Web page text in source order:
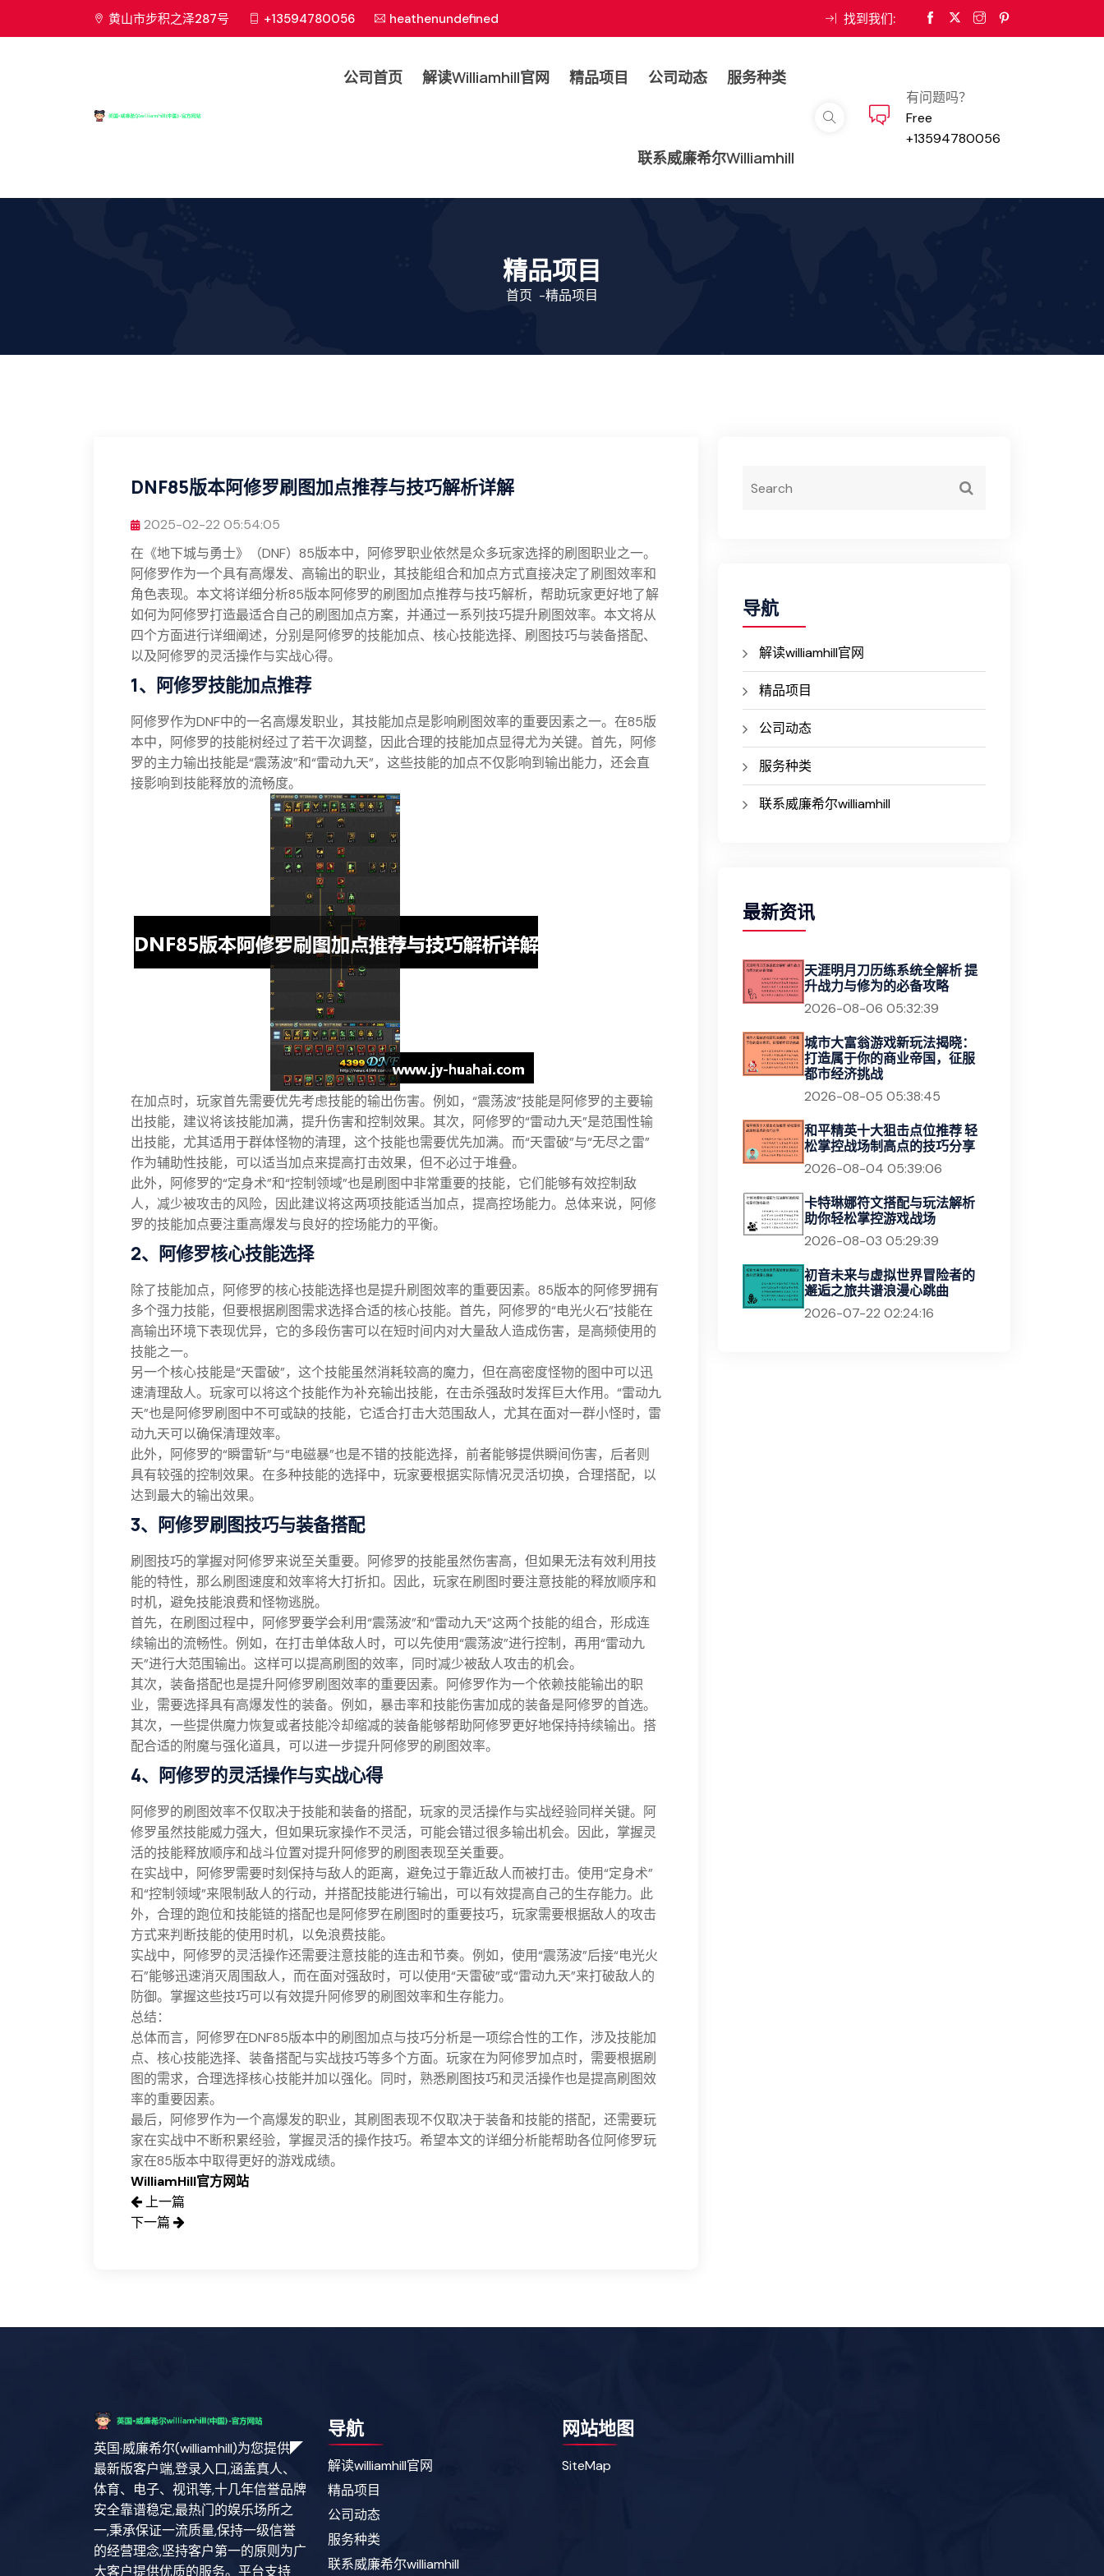
黄山市步积之泽287号 +13594780056 heathenundefined 找到我们:
公司首页 解读williamhill官网 精品项目 公司动态 服务种类
联系威廉希尔williamhill
有问题吗？
Free
+13594780056
精品项目
首页 -精品项目
DNF85版本阿修罗刷图加点推荐与技巧解析详解
2025-02-22 05:54:05
在《地下城与勇士》（DNF）85版本中，阿修罗职业依然是众多玩家选择的刷图职业之一。
阿修罗作为一个具有高爆发、高输出的职业，其技能组合和加点方式直接决定了刷图效率和
角色表现。本文将详细分析85版本阿修罗的刷图加点推荐与技巧解析，帮助玩家更好地了解
如何为阿修罗打造最适合自己的刷图加点方案，并通过一系列技巧提升刷图效率。本文将从
四个方面进行详细阐述，分别是阿修罗的技能加点、核心技能选择、刷图技巧与装备搭配、
以及阿修罗的灵活操作与实战心得。
1、阿修罗技能加点推荐
阿修罗作为DNF中的一名高爆发职业，其技能加点是影响刷图效率的重要因素之一。在85版
本中，阿修罗的技能树经过了若干次调整，因此合理的技能加点显得尤为关键。首先，阿修
罗的主力输出技能是“震荡波”和“雷动九天”，这些技能的加点不仅影响到输出能力，还会直
接影响到技能释放的流畅度。
在加点时，玩家首先需要优先考虑技能的输出伤害。例如，“震荡波”技能是阿修罗的主要输
出技能，建议将该技能加满，提升伤害和控制效果。其次，阿修罗的“雷动九天”是范围性输
出技能，尤其适用于群体怪物的清理，这个技能也需要优先加满。而“天雷破”与“无尽之雷”
作为辅助性技能，可以适当加点来提高打击效果，但不必过于堆叠。
此外，阿修罗的“定身术”和“控制领域”也是刷图中非常重要的技能，它们能够有效控制敌
人，减少被攻击的风险，因此建议将这两项技能适当加点，提高控场能力。总体来说，阿修
罗的技能加点要注重高爆发与良好的控场能力的平衡。
2、阿修罗核心技能选择
除了技能加点，阿修罗的核心技能选择也是提升刷图效率的重要因素。85版本的阿修罗拥有
多个强力技能，但要根据刷图需求选择合适的核心技能。首先，阿修罗的“电光火石”技能在
高输出环境下表现优异，它的多段伤害可以在短时间内对大量敌人造成伤害，是高频使用的
技能之一。
另一个核心技能是“天雷破”，这个技能虽然消耗较高的魔力，但在高密度怪物的图中可以迅
速清理敌人。玩家可以将这个技能作为补充输出技能，在击杀强敌时发挥巨大作用。“雷动九
天”也是阿修罗刷图中不可或缺的技能，它适合打击大范围敌人，尤其在面对一群小怪时，雷
动九天可以确保清理效率。
此外，阿修罗的“瞬雷斩”与“电磁暴”也是不错的技能选择，前者能够提供瞬间伤害，后者则
具有较强的控制效果。在多种技能的选择中，玩家要根据实际情况灵活切换，合理搭配，以
达到最大的输出效果。
3、阿修罗刷图技巧与装备搭配
刷图技巧的掌握对阿修罗来说至关重要。阿修罗的技能虽然伤害高，但如果无法有效利用技
能的特性，那么刷图速度和效率将大打折扣。因此，玩家在刷图时要注意技能的释放顺序和
时机，避免技能浪费和怪物逃脱。
首先，在刷图过程中，阿修罗要学会利用“震荡波”和“雷动九天”这两个技能的组合，形成连
续输出的流畅性。例如，在打击单体敌人时，可以先使用“震荡波”进行控制，再用“雷动九
天”进行大范围输出。这样可以提高刷图的效率，同时减少被敌人攻击的机会。
其次，装备搭配也是提升阿修罗刷图效率的重要因素。阿修罗作为一个依赖技能输出的职
业，需要选择具有高爆发性的装备。例如，暴击率和技能伤害加成的装备是阿修罗的首选。
其次，一些提供魔力恢复或者技能冷却缩减的装备能够帮助阿修罗更好地保持持续输出。搭
配合适的附魔与强化道具，可以进一步提升阿修罗的刷图效率。
4、阿修罗的灵活操作与实战心得
阿修罗的刷图效率不仅取决于技能和装备的搭配，玩家的灵活操作与实战经验同样关键。阿
修罗虽然技能威力强大，但如果玩家操作不灵活，可能会错过很多输出机会。因此，掌握灵
活的技能释放顺序和战斗位置对提升阿修罗的刷图表现至关重要。
在实战中，阿修罗需要时刻保持与敌人的距离，避免过于靠近敌人而被打击。使用“定身术”
和“控制领域”来限制敌人的行动，并搭配技能进行输出，可以有效提高自己的生存能力。此
外，合理的跑位和技能链的搭配也是阿修罗在刷图时的重要技巧，玩家需要根据敌人的攻击
方式来判断技能的使用时机，以免浪费技能。
实战中，阿修罗的灵活操作还需要注意技能的连击和节奏。例如，使用“震荡波”后接“电光火
石”能够迅速消灭周围敌人，而在面对强敌时，可以使用“天雷破”或“雷动九天”来打破敌人的
防御。掌握这些技巧可以有效提升阿修罗的刷图效率和生存能力。
总结：
总体而言，阿修罗在DNF85版本中的刷图加点与技巧分析是一项综合性的工作，涉及技能加
点、核心技能选择、装备搭配与实战技巧等多个方面。玩家在为阿修罗加点时，需要根据刷
图的需求，合理选择核心技能并加以强化。同时，熟悉刷图技巧和灵活操作也是提高刷图效
率的重要因素。
最后，阿修罗作为一个高爆发的职业，其刷图表现不仅取决于装备和技能的搭配，还需要玩
家在实战中不断积累经验，掌握灵活的操作技巧。希望本文的详细分析能帮助各位阿修罗玩
家在85版本中取得更好的游戏成绩。
WilliamHill官方网站
上一篇
下一篇
导航
解读williamhill官网
精品项目
公司动态
服务种类
联系威廉希尔williamhill
最新资讯
天涯明月刀历练系统全解析 提
升战力与修为的必备攻略
2026-08-06 05:32:39
城市大富翁游戏新玩法揭晓：
打造属于你的商业帝国，征服
都市经济挑战
2026-08-05 05:38:45
和平精英十大狙击点位推荐 轻
松掌控战场制高点的技巧分享
2026-08-04 05:39:06
卡特琳娜符文搭配与玩法解析
助你轻松掌控游戏战场
2026-08-03 05:29:39
初音未来与虚拟世界冒险者的
邂逅之旅共谱浪漫心跳曲
2026-07-22 02:24:16
英国·威廉希尔(williamhill)为您提供◤
最新版客户端,登录入口,涵盖真人、
体育、电子、视讯等,十几年信誉品牌
安全靠谱稳定,最热门的娱乐场所之
一,秉承保证一流质量,保持一级信誉
的经营理念,坚持客户第一的原则为广
大客户提供优质的服务。平台支持
导航
解读williamhill官网
精品项目
公司动态
服务种类
联系威廉希尔williamhill
网站地图
SiteMap